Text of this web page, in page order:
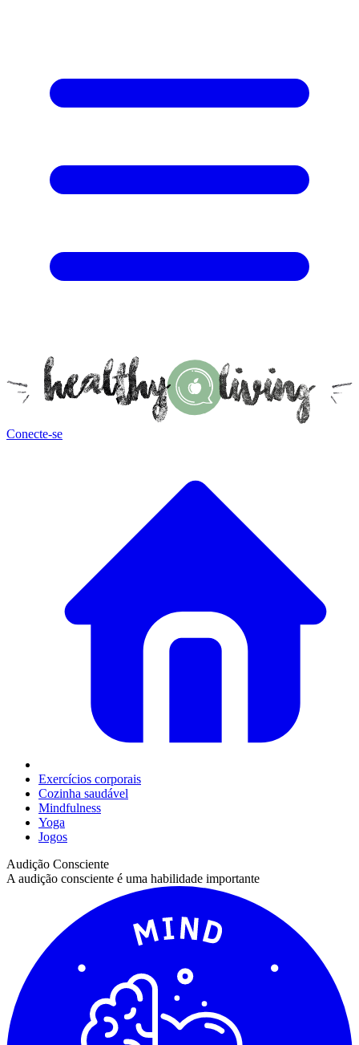
Conecte-se
Exercícios corporais
Cozinha saudável
Mindfulness
Yoga
Jogos
Audição Consciente
A audição consciente é uma habilidade importante